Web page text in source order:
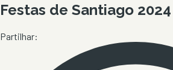
Festas de Santiago
Partilhar: